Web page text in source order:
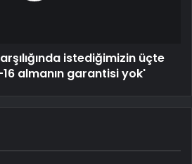
istediğimizin üçte
16 almanın garantisi yok'